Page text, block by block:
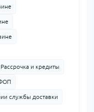
Рассрочка и кредиты
службы доставки